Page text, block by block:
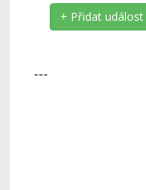
+ Přidat událost
---